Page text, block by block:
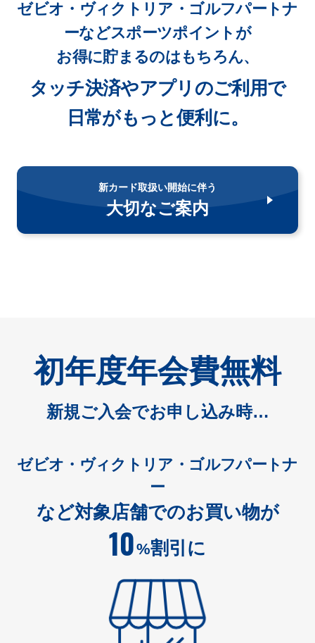
ゼビオ・ヴィクトリア・ゴルフパートナ
ーなどスポーツポイントが
お得に貯まるのはもちろん、
タッチ決済やアプリのご利用で
日常がもっと便利に。
新カード取扱い開始に伴う
大切なご案内
初年度年会費無料
新規ご入会でお申し込み時…
ゼビオ・ヴィクトリア・ゴルフパートナ
ー
など対象店舗でのお買い物が
10%割引に